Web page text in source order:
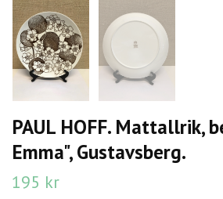
PAUL HOFF. Mattallrik,
Emma", Gustavsberg.
195 kr